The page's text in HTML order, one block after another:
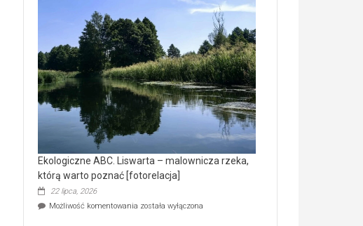
wśród
nietoperzy
[wideo]
Ekologiczne ABC. Liswarta – malownicza rzeka,
którą warto poznać [fotorelacja]
22 lipca, 2026
Możliwość komentowania Ekologiczne
została wyłączona